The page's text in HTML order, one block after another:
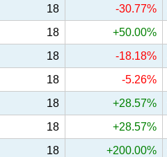
18 -30.77%
18 +50.00%
18 -18.18%
18 -5.26%
18 +28.57%
18 +28.57%
18 +200.00%